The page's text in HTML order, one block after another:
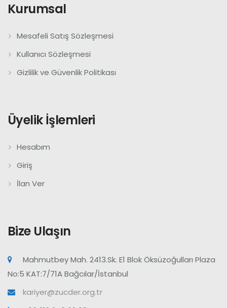
Kurumsal
Mesafeli Satış Sözleşmesi
Kullanıcı Sözleşmesi
Gizlilik ve Güvenlik Politikası
Üyelik İşlemleri
Hesabım
Giriş
İlan Ver
Bize Ulaşın
Mahmutbey Mah. 2413.Sk. E1 Blok Öksüzoğulları Plaza
No:5 KAT:7/71A Bağcılar/İstanbul
kariyer@zucder.org.tr